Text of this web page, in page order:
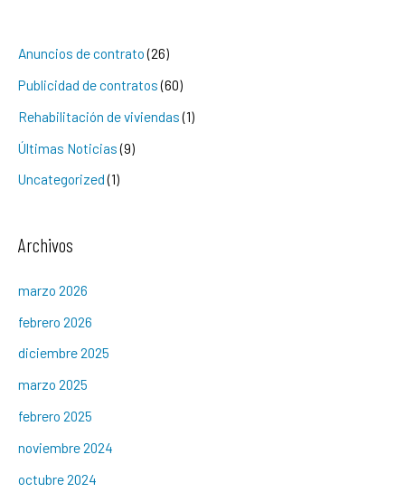
Anuncios de contrato(26)
Publicidad de contratos(60)
Rehabilitación de viviendas(1)
Últimas Noticias(9)
Uncategorized(1)
Archivos
marzo 2026
febrero 2026
diciembre 2025
marzo 2025
febrero 2025
noviembre 2024
octubre 2024